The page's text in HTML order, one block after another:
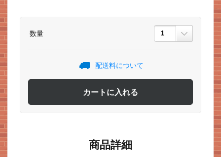
数量
配送料について
カートに入れる
商品詳細